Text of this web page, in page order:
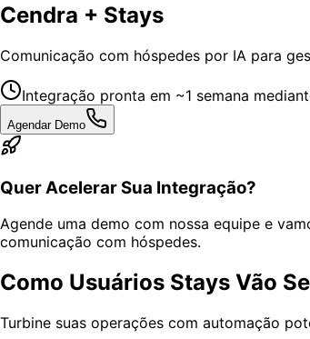
Cendra + Stays
Comunicação com hóspedes por IA para
Integração pronta em ~1 semana
Agendar Demo
Quer Acelerar Sua Integração?
Agende uma demo com nossa equipe e
comunicação com hóspedes.
Como Usuários Stays Vão
Turbine suas operações com automação